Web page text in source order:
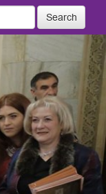
Search